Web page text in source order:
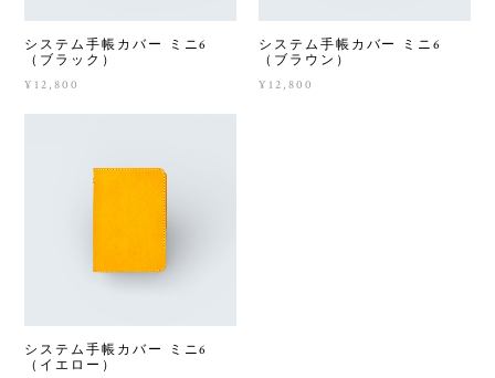
システム手帳カバー ミニ6
（ブラック）
¥12,800
システム手帳カバー ミニ6
（ブラウン）
¥12,800
システム手帳カバー ミニ6
（イエロー）